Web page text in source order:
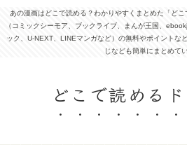
あの漫画はどこで読める？わかりやすくまとめた「ど
（コミックシーモア、ブックライブ、まんが王国、
ック、U-NEXT、LINEマンガなど）の無料やポイントな
じなども簡単にまとめてい
どこで読める